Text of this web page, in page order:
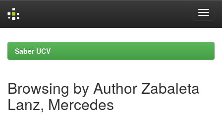
navigationSaber UCV
Browsing by Author Zabaleta
Lanz, Mercedes